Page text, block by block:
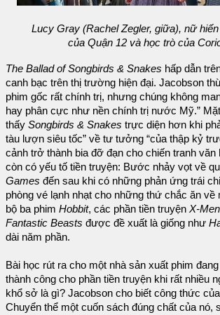
Lucy Gray (Rachel Zegler, giữa), nữ
của Quận 12 và học trò của
The Ballad of Songbirds & Snakes hấp dẫn
canh bạc trên thị trường hiện đại. Jacobson
phim gốc rất chính trị, nhưng chúng không
hay phân cực như nền chính trị nước Mỹ.”
thấy Songbirds & Snakes trực diện hơn khi
tàu lượn siêu tốc” về tư tưởng “của thập kỷ
cảnh trở thành bia đỡ đạn cho chiến tranh văn
còn có yếu tố tiền truyện: Bước nhảy vọt về
Games đến sau khi có những phản ứng trái
phòng vé lạnh nhạt cho những thứ chắc ăn về
bộ ba phim Hobbit, các phần tiền truyện X-Men
Fantastic Beasts được đề xuất là giống như
dài năm phần.
Bài học rút ra cho một nhà sản xuất phim
thành công cho phần tiền truyện khi rất nhiều
khổ sở là gì? Jacobson cho biết công thức
Chuyển thể một cuốn sách đúng chất của nó,